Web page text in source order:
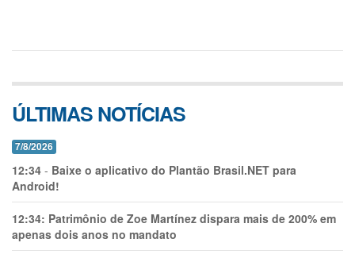
ÚLTIMAS NOTÍCIAS
7/8/2026
12:34 - Baixe o aplicativo do Plantão Brasil.NET para
Android!
12:34: Patrimônio de Zoe Martínez dispara mais de 200% em
apenas dois anos no mandato